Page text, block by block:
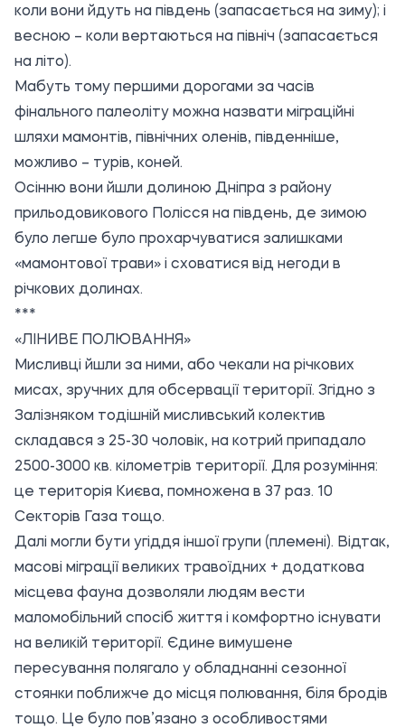
коли вони йдуть на південь (запасається на зиму); і
весною – коли вертаються на північ (запасається
на літо).
Мабуть тому першими дорогами за часів
фінального палеоліту можна назвати міграційні
шляхи мамонтів, північних оленів, південніше,
можливо – турів, коней.
Осінню вони йшли долиною Дніпра з району
прильодовикового Полісся на південь, де зимою
було легше було прохарчуватися залишками
«мамонтової трави» і сховатися від негоди в
річкових долинах.
***
«ЛІНИВЕ ПОЛЮВАННЯ»
Мисливці йшли за ними, або чекали на річкових
мисах, зручних для обсервації території. Згідно з
Залізняком тодішній мисливський колектив
складався з 25-30 чоловік, на котрий припадало
2500-3000 кв. кілометрів території. Для розуміння:
це територія Києва, помножена в 37 раз. 10
Секторів Газа тощо.
Далі могли бути угіддя іншої групи (племені). Відтак,
масові міграції великих травоїдних + додаткова
місцева фауна дозволяли людям вести
маломобільний спосіб життя і комфортно існувати
на великій території. Єдине вимушене
пересування полягало у обладнанні сезонної
стоянки поближче до місця полювання, біля бродів
тощо. Це було пов’язано з особливостями